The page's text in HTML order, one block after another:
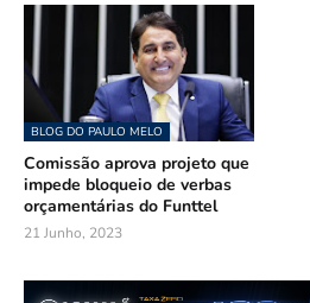
BLOG DO PAULO MELO
Comissão aprova projeto que
impede bloqueio de verbas
orçamentárias do Funttel
21 Junho, 2023